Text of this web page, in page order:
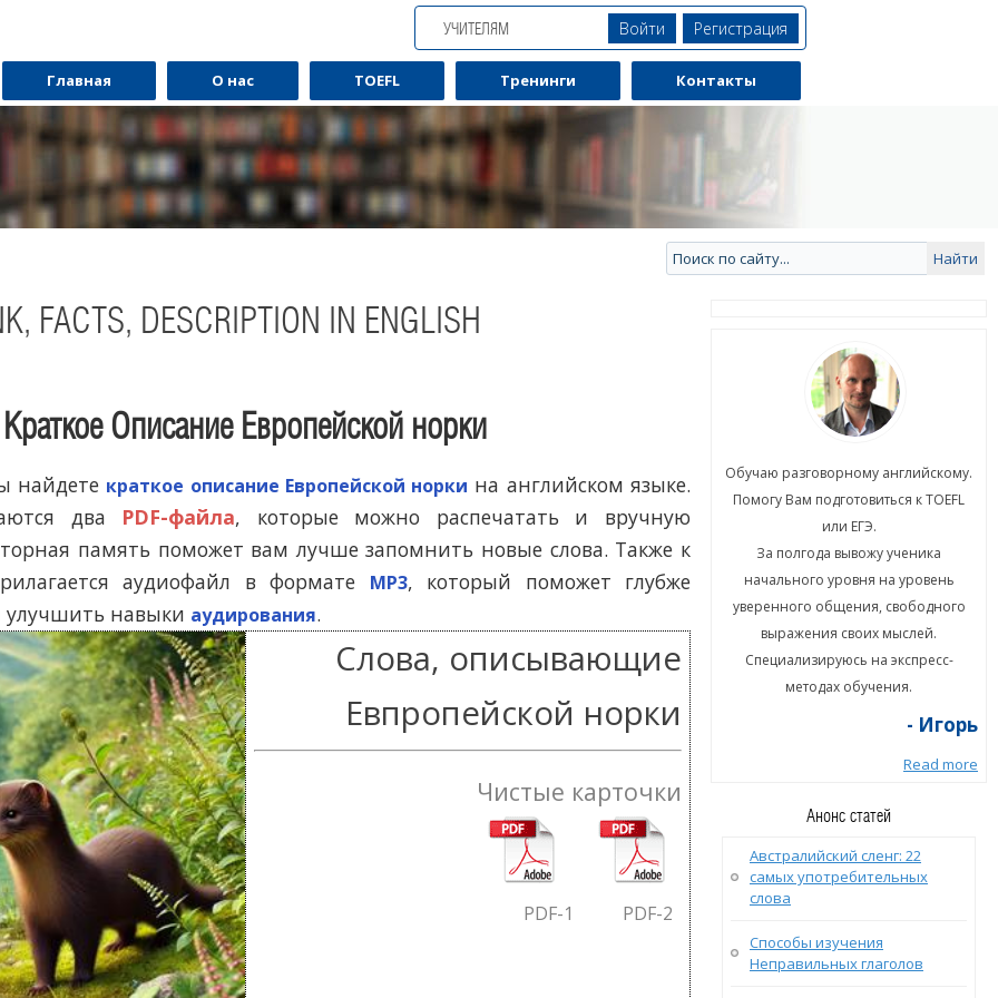
УЧИТЕЛЯМ Войти Регистрация
Главная О нас TOEFL Тренинги Контакты
FACTS, DESCRIPTION IN ENGLISH
Краткое Описание Европейской норки
найдете краткое описание Европейской норки на английском языке.
два PDF-файла, которые можно распечатать и вручную
память поможет вам лучше запомнить новые слова. Также к
аудиофайл в формате
MP3, который поможет глубже
улучшить навыки аудирования.
Слова, описывающие
Евпропейской норки
Чистые карточки
PDF-1 PDF-2
Помогу Вам подготовиться к TOEFL
или ЕГЭ.
За полгода вывожу ученика
начального уровня на уровень
выражения своих мыслей.
Специализируюсь на экспресс-
- Игорь
Обучаю разговорному английскому.
или ЕГЭ.
За полгода вывожу ученика
начального уровня на уровень
выражения своих мыслей.
Специализируюсь на экспресс-
- Игорь
Read more
Обучаю разговорному английскому.
Помогу Вам подготовиться к TOEFL
или ЕГЭ.
За полгода вывожу ученика
начального уровня на уровень
уверенного общения, свободного
выражения своих мыслей.
Специализируюсь на экспресс-
методах обучения.
- Игорь
Read more
Анонс статей
Австралийский сленг: 22
самых употребительных
слова
Способы изучения
Неправильных глаголов